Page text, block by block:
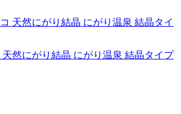
天然にがり結晶 にがり温泉 結晶タイプ